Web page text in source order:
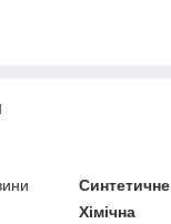
Синтетичне
Хімічна